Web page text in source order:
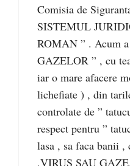
Comisia de
SISTEMUL
ROMAN ” . Acum
GAZELOR ” , cu
iar o mare afacere
lichefiate ) , din
controlate de ”
respect pentru ”
lasa , sa faca banii
,VIRUS SAU GAZE.